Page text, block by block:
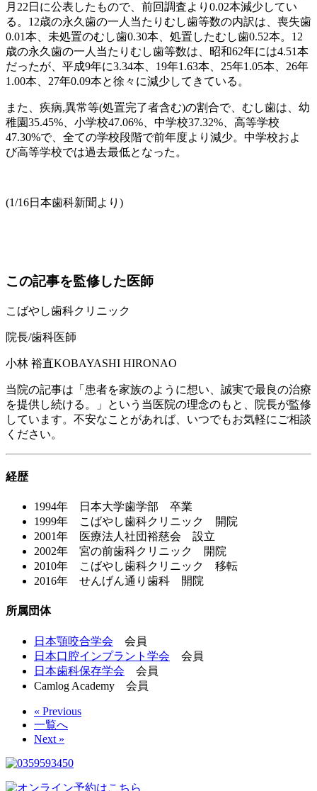
月 22 日に公表したもので、前回調査より0.02本減少してい
る。 12歳の永久歯の一人当たりむし歯等数の内訳は、喪失歯
0.01本、未処置のむし歯0.30本、処置したむし歯0.52本。 12
歳の永久歯の一人当たりむし歯等数は、昭和62年には4.51本
だったが、平成9年に3.34本、 19年1.63本、25年1.05本、 26年
1.00本、 27年0.09本と徐々に減少してきている。
また、疾病,異常等(処置完了者含む)の割合で、むし歯は、幼
稚園35.45% 、小学校47.06% 、中学校37.32% 、高等学校
47.30%で、全ての学校段階で前年度より減少。中学校およ
び高等学校では過去最低となった。
(1/16日本歯科新聞より)
この記事を監修した医師
こばやし歯科クリニック
院長/歯科医師
小林 裕直KOBAYASHI HIRONAO
当院の記事は「患者を家族のように想い、誠実で最良の治療
を提供し続ける。」という当医院の理念のもと、院長が監修
しています。不安なことがあれば、いつでもお気軽にご相談
ください。
経歴
1994年 日本大学歯学部 卒業
1999年 こばやし歯科クリニック 開院
2001年 医療法人社団裕慈会 設立
2002年 宮の前歯科クリニック 開院
2010年 こばやし歯科クリニック 移転
2016年 せんげん通り歯科 開院
所属団体
日本顎咬合学会 会員
日本口腔インプラント学会 会員
日本歯科保存学会 会員
Camlog Academy 会員
« Previous
一覧へ
Next »